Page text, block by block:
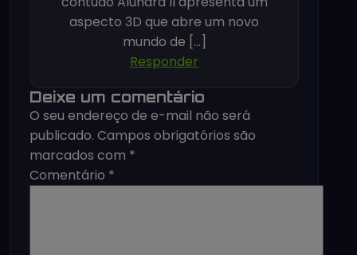
aspecto 3D que abre um novo
mundo de […]
Responder
Deixe um comentário
O seu endereço de e-mail não será
publicado. Campos obrigatórios são
marcados com *
Comentário *